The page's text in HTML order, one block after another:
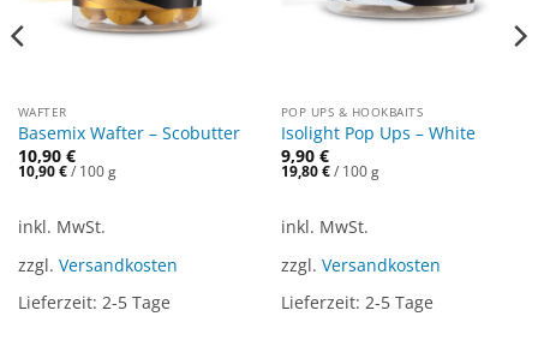
WAFTER
Basemix Wafter – Scobutter
10,90 €
10,90€/ 100g
inkl. MwSt.
zzgl. Versandkosten
Lieferzeit: 2-5 Tage
POP UPS & HOOKBAITS
Isolight Pop Ups – White
9,90 €
19,80€/ 100g
inkl. MwSt.
zzgl. Versandkosten
Lieferzeit: 2-5 Tage